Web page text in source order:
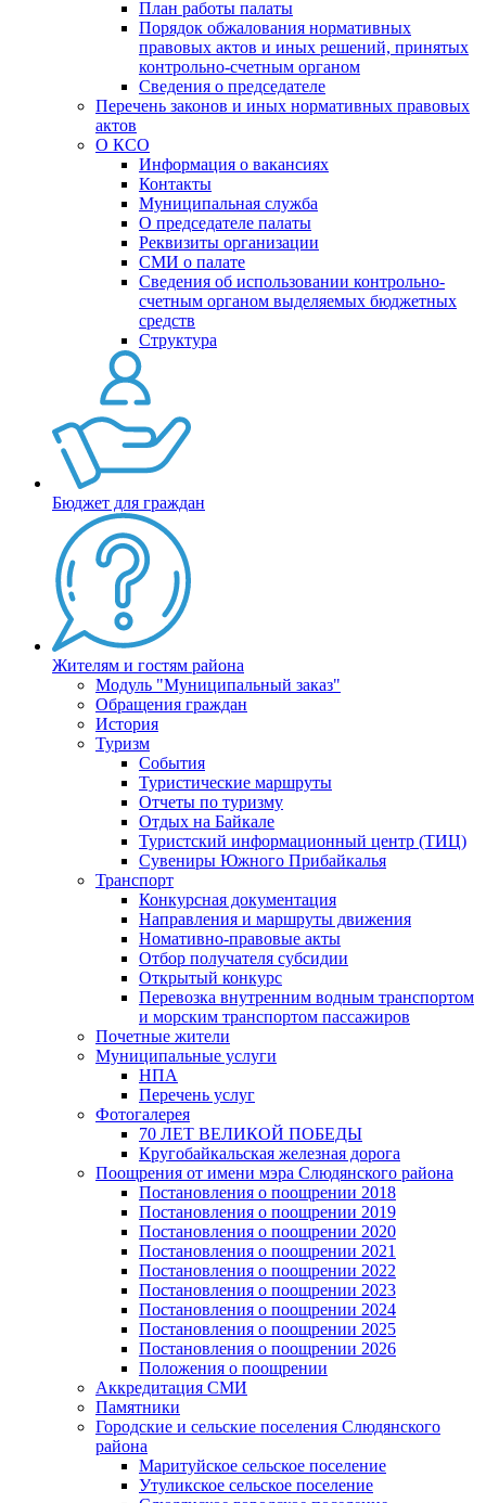
План работы палаты
Порядок обжалования нормативных
правовых актов и иных решений, принятых
контрольно-счетным органом
Сведения о председателе
Перечень законов и иных нормативных правовых
актов
О КСО
Информация о вакансиях
Контакты
Муниципальная служба
О председателе палаты
Реквизиты организации
СМИ о палате
Сведения об использовании контрольно-
счетным органом выделяемых бюджетных
средств
Структура
Бюджет для граждан
Жителям и гостям района
Модуль "Муниципальный заказ"
Обращения граждан
История
Туризм
События
Туристические маршруты
Отчеты по туризму
Отдых на Байкале
Туристский информационный центр (ТИЦ)
Сувениры Южного Прибайкалья
Транспорт
Конкурсная документация
Направления и маршруты движения
Номативно-правовые акты
Отбор получателя субсидии
Открытый конкурс
Перевозка внутренним водным транспортом
и морским транспортом пассажиров
Почетные жители
Муниципальные услуги
НПА
Перечень услуг
Фотогалерея
70 ЛЕТ ВЕЛИКОЙ ПОБЕДЫ
Кругобайкальская железная дорога
Поощрения от имени мэра Слюдянского района
Постановления о поощрении 2018
Постановления о поощрении 2019
Постановления о поощрении 2020
Постановления о поощрении 2021
Постановления о поощрении 2022
Постановления о поощрении 2023
Постановления о поощрении 2024
Постановления о поощрении 2025
Постановления о поощрении 2026
Положения о поощрении
Аккредитация СМИ
Памятники
Городские и сельские поселения Слюдянского
района
Маритуйское сельское поселение
Утуликское сельское поселение